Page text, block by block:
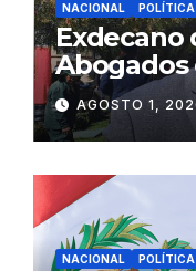
NACIONAL POLÍTICA
Exdecano
Abogados
ciudadana
AGOSTO 1,
NACIONAL POLÍTICA